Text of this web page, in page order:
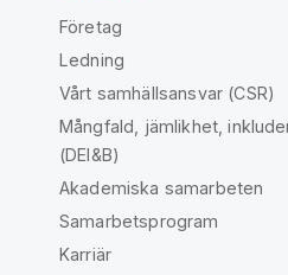
Företag
Ledning
Vårt samhällsansvar (CSR)
Mångfald, jämlikhet,
(DEI&B)
Akademiska samarbeten
Samarbetsprogram
Karriär